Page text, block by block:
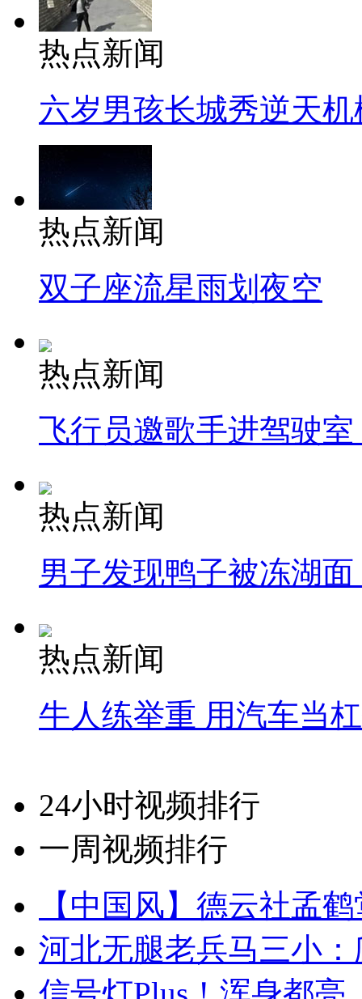
热点新闻
六岁男孩长城秀逆天机
热点新闻
双子座流星雨划夜空
热点新闻
飞行员邀歌手进驾驶
热点新闻
男子发现鸭子被冻湖
热点新闻
牛人练举重 用汽车当
24小时视频排行
一周视频排行
【中国风】德云社孟
河北无腿老兵马三小